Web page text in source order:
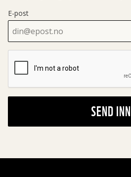
E-post
SEND INN